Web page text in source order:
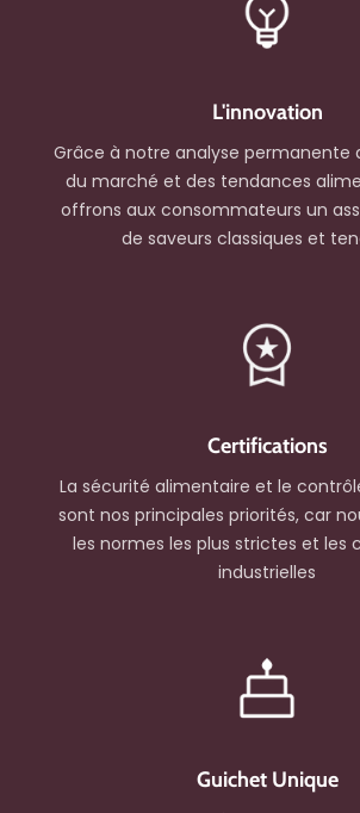
L'innovation
Grâce à notre analyse permanente
du marché et des tendances
offrons aux consommateurs un
de saveurs classiques et
Certifications
La sécurité alimentaire et le
sont nos principales priorités, car
les normes les plus strictes et les
industrielles
Guichet Unique